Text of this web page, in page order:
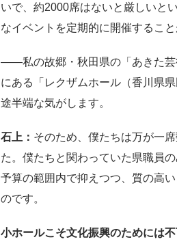
いで、約2000席はないと厳しいと
なイベントを定期的に開催するこ
――私の故郷・秋田県の「あきた芸
にある「レクザムホール（香川県
途半端な気がします。
石上： そのため、僕たちは万が一
た。僕たちと関わっていた県職員
予算の範囲内で抑えつつ、質の高
のです。
小ホールこそ文化振興のためには